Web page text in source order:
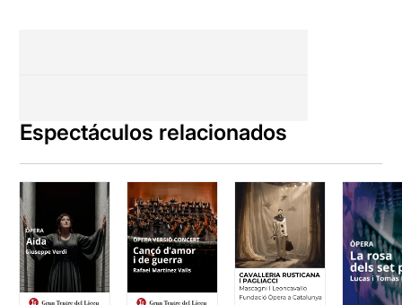
Espectáculos relacionados